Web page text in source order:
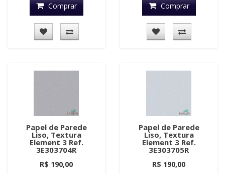
Comprar Comprar
Papel de Parede
Liso, Textura
Element 3 Ref.
3E303704R
R$ 190,00
Papel de Parede
Liso, Textura
Element 3 Ref.
3E303705R
R$ 190,00